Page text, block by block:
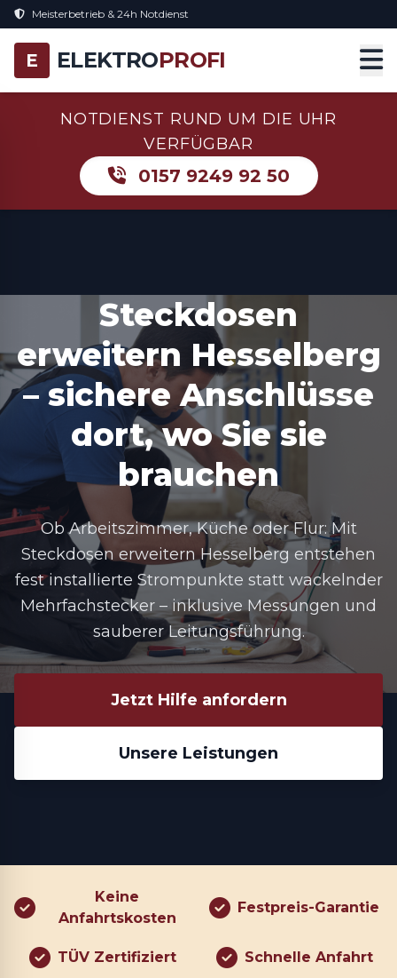
Meisterbetrieb & 24h Notdienst
E ELEKTROPROFI
NOTDIENST RUND UM DIE UHR
VERFÜGBAR
0157 9249 92 50
Steckdosen
erweitern Hesselberg
– sichere Anschlüsse
dort, wo Sie sie
brauchen
Ob Arbeitszimmer, Küche oder Flur: Mit
Steckdosen erweitern Hesselberg entstehen
fest installierte Strompunkte statt wackelnder
Mehrfachstecker – inklusive Messungen und
sauberer Leitungsführung.
Jetzt Hilfe anfordern
Unsere Leistungen
Keine
Anfahrtskosten
Festpreis-Garantie
TÜV Zertifiziert Schnelle Anfahrt